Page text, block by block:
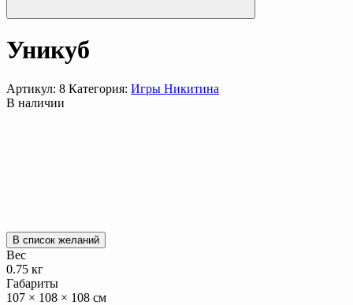
Уникуб
Артикул: 8 Категория: Игры Никитина
В наличии
В список желаний
Вес
0.75 кг
Габариты
107 × 108 × 108 см